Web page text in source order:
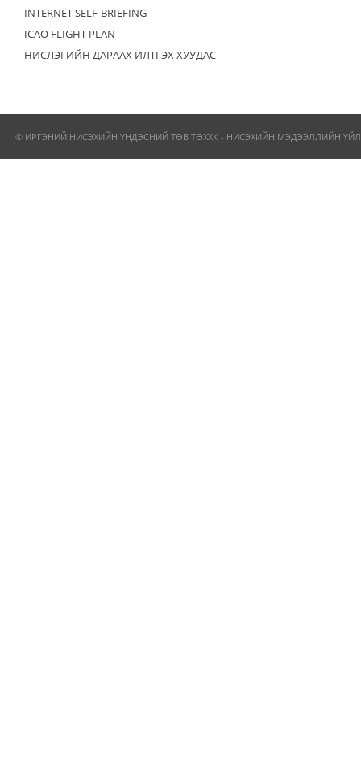
INTERNET SELF-BRIEFING
ICAO FLIGHT PLAN
НИСЛЭГИЙН ДАРААХ ИЛТГЭХ ХУУДАС
© ИРГЭНИЙ НИСЭХИЙН ҮНДЭСНИЙ ТӨВ ТӨХХК - НИСЭХИЙН МЭДЭЭЛЛИЙН